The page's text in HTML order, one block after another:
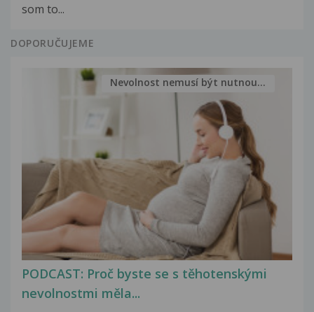
som to...
DOPORUČUJEME
PODCAST: Proč byste se s těhotenskými
nevolnostmi měla...
Nevolnost nemusí být nutnou...